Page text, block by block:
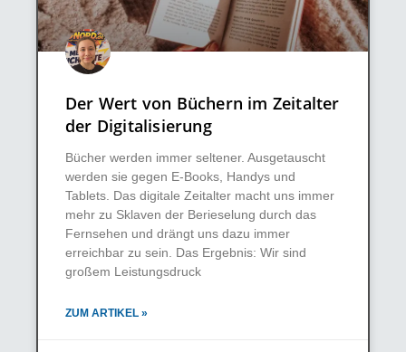
Der Wert von Büchern im Zeitalter
der Digitalisierung
Bücher werden immer seltener. Ausgetauscht
werden sie gegen E-Books, Handys und
Tablets. Das digitale Zeitalter macht uns immer
mehr zu Sklaven der Berieselung durch das
Fernsehen und drängt uns dazu immer
erreichbar zu sein. Das Ergebnis: Wir sind
großem Leistungsdruck
ZUM ARTIKEL »